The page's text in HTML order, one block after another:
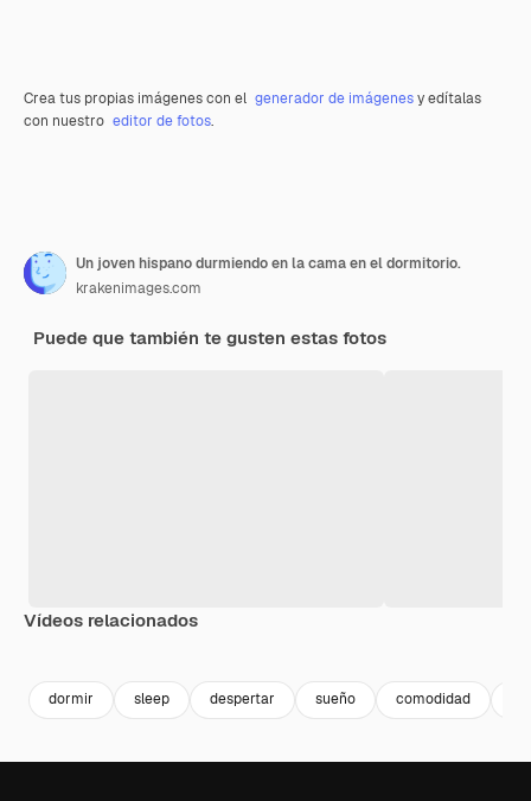
Crea tus propias imágenes con el generador de imágenesy edítalas
con nuestro editor de fotos.
Un joven hispano durmiendo en la cama en el dormitorio.
krakenimages.com
Puede que también te gusten estas fotos
Vídeos relacionados
dormir sleep despertar sueño comodidad